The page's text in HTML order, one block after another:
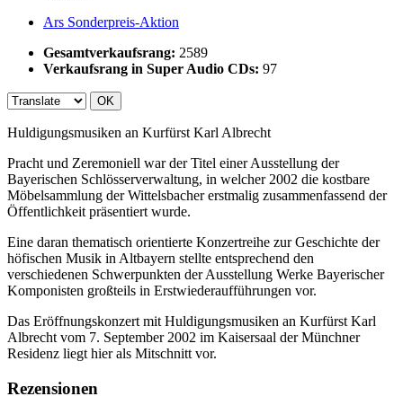
Ars Sonderpreis-Aktion
Gesamtverkaufsrang: 2589
Verkaufsrang in Super Audio CDs: 97
OK
Huldigungsmusiken an Kurfürst Karl Albrecht
Pracht und Zeremoniell war der Titel einer Ausstellung der
Bayerischen Schlösserverwaltung, in welcher 2002 die kostbare
Möbelsammlung der Wittelsbacher erstmalig zusammenfassend der
Öffentlichkeit präsentiert wurde.
Eine daran thematisch orientierte Konzertreihe zur Geschichte der
höfischen Musik in Altbayern stellte entsprechend den
verschiedenen Schwerpunkten der Ausstellung Werke Bayerischer
Komponisten großteils in Erstwiederaufführungen vor.
Das Eröffnungskonzert mit Huldigungsmusiken an Kurfürst Karl
Albrecht vom 7. September 2002 im Kaisersaal der Münchner
Residenz liegt hier als Mitschnitt vor.
Rezensionen